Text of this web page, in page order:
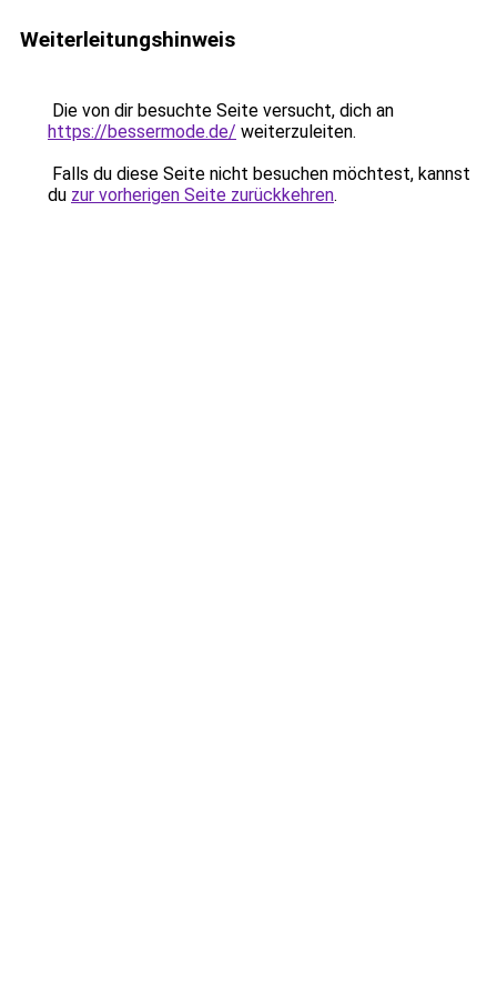
Weiterleitungshinweis
Die von dir besuchte Seite versucht, dich an
https://bessermode.de/ weiterzuleiten.
Falls du diese Seite nicht besuchen möchtest, kannst
du zur vorherigen Seite zurückkehren.